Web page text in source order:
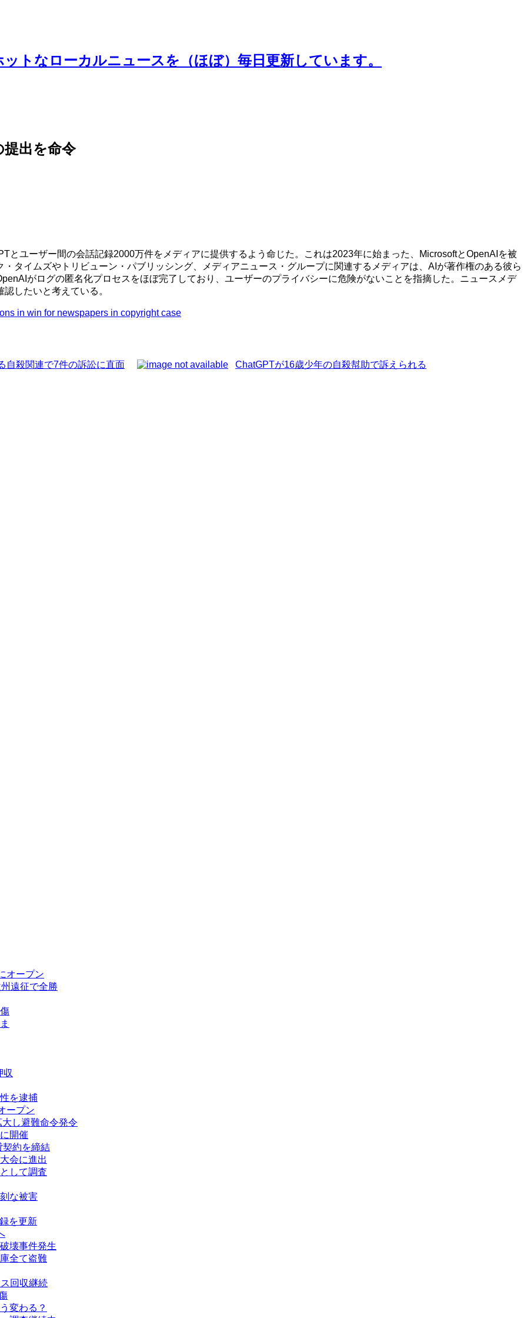
トなローカルニュースを（ほぼ）毎日更新しています。
出を命令
とユーザー間の会話記録2000万件をメディアに提供するよう命じた。これは2023年に始まった、MicrosoftとOpenAIを被
タイムズやトリビューン・パブリッシング、メディアニュース・グループに関連するメディアは、AIが著作権のある彼ら
がログの匿名化プロセスをほぼ完了しており、ユーザーのプライバシーに危険がないことを指摘した。ニュースメデ
したいと考えている。
in win for newspapers in copyright case
自殺関連で7件の訴訟に直面 ChatGPTが16歳少年の自殺幇助で訴えられる
オープン
遠征で全勝
収
を逮捕
ープン
し避難命令発令
開催
契約を締結
会に進出
して調査
な被害
を更新
壊事件発生
全て盗難
回収継続
変わる？